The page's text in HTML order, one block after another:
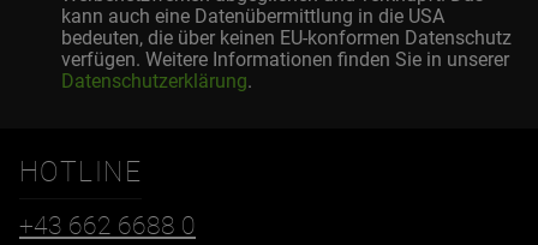
kann auch eine Datenübermittlung in die USA
bedeuten, die über keinen EU-konformen Datenschutz
verfügen. Weitere Informationen finden Sie in unserer
Datenschutzerklärung.
HOTLINE
+43 662 6688 0